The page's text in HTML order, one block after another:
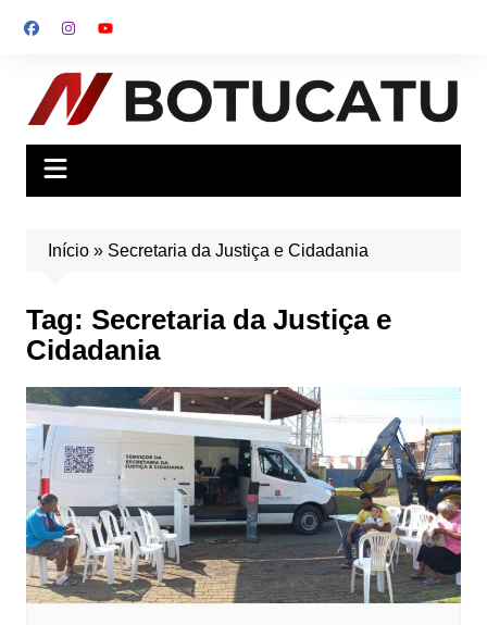
para
conteúdo
Início» Secretaria da Justiça e Cidadania
Tag: Secretaria da Justiça e
Cidadania